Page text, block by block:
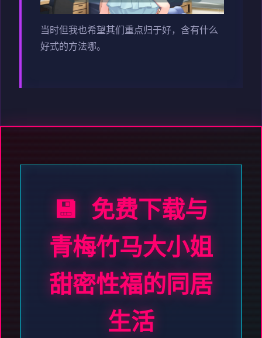
当时但我也希望其们重点归于好，含有什么
好式的方法哪。
💾 免费下载与
青梅竹马大小姐
甜密性福的同居
生活